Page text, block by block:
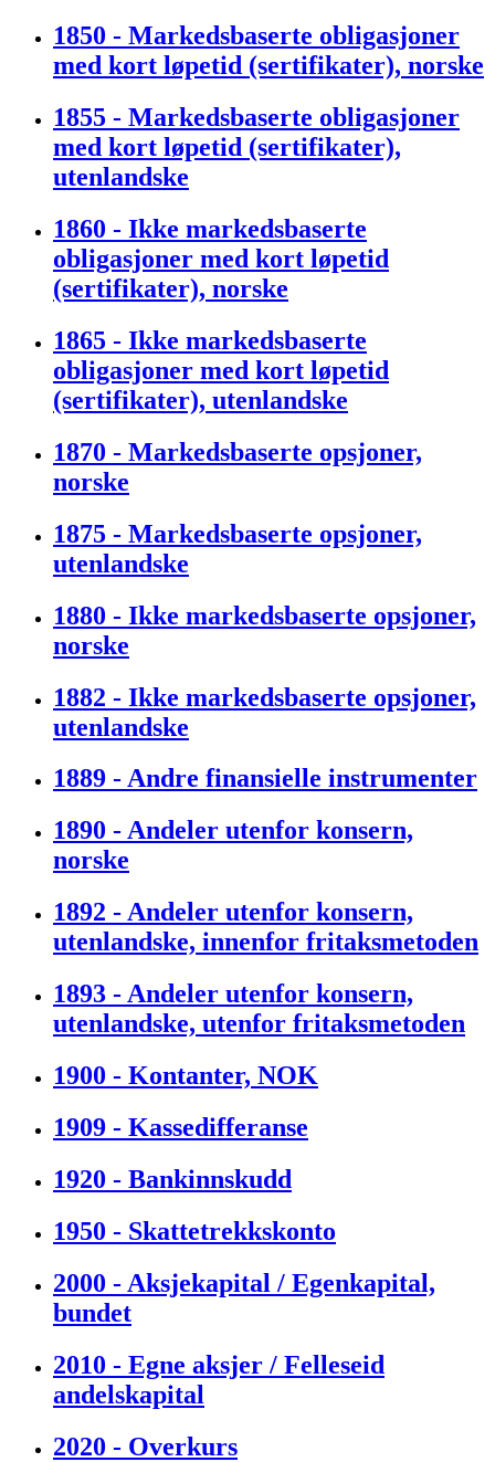
1850 - Markedsbaserte obligasjoner
med kort løpetid (sertifikater), norske
1855 - Markedsbaserte obligasjoner
med kort løpetid (sertifikater),
utenlandske
1860 - Ikke markedsbaserte
obligasjoner med kort løpetid
(sertifikater), norske
1865 - Ikke markedsbaserte
obligasjoner med kort løpetid
(sertifikater), utenlandske
1870 - Markedsbaserte opsjoner,
norske
1875 - Markedsbaserte opsjoner,
utenlandske
1880 - Ikke markedsbaserte opsjoner,
norske
1882 - Ikke markedsbaserte opsjoner,
utenlandske
1889 - Andre finansielle instrumenter
1890 - Andeler utenfor konsern,
norske
1892 - Andeler utenfor konsern,
utenlandske, innenfor fritaksmetoden
1893 - Andeler utenfor konsern,
utenlandske, utenfor fritaksmetoden
1900 - Kontanter, NOK
1909 - Kassedifferanse
1920 - Bankinnskudd
1950 - Skattetrekkskonto
2000 - Aksjekapital / Egenkapital,
bundet
2010 - Egne aksjer / Felleseid
andelskapital
2020 - Overkurs